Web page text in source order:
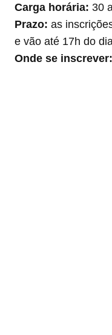
Carga horária: 30
Prazo: as
e vão até 17h do
Onde se inscrever: